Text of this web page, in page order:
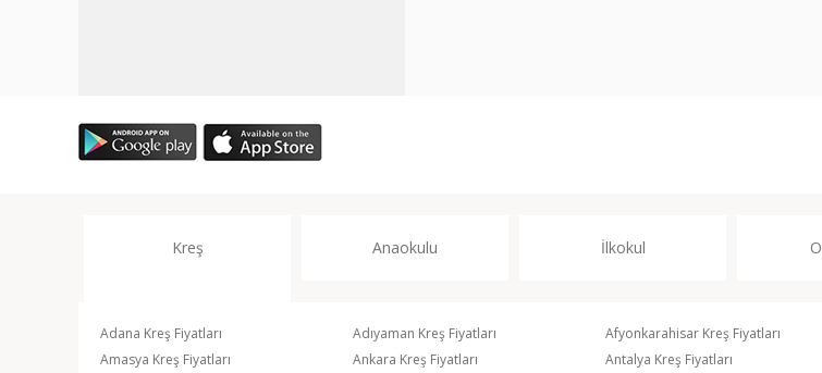
Kreş Anaokulu İlkokul
Adana Kreş Fiyatları Adıyaman Kreş Fiyatları Afyonkarahisar Kreş Fiyatları
Amasya Kreş Fiyatları
Ankara Kreş Fiyatları Antalya Kreş Fiyatları